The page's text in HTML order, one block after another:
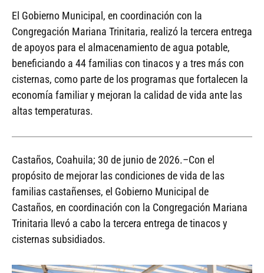
El Gobierno Municipal, en coordinación con la
Congregación Mariana Trinitaria, realizó la tercera entrega
de apoyos para el almacenamiento de agua potable,
beneficiando a 44 familias con tinacos y a tres más con
cisternas, como parte de los programas que fortalecen la
economía familiar y mejoran la calidad de vida ante las
altas temperaturas.
Castaños, Coahuila; 30 de junio de 2026.–Con el
propósito de mejorar las condiciones de vida de las
familias castañenses, el Gobierno Municipal de
Castaños, en coordinación con la Congregación Mariana
Trinitaria llevó a cabo la tercera entrega de tinacos y
cisternas subsidiados.